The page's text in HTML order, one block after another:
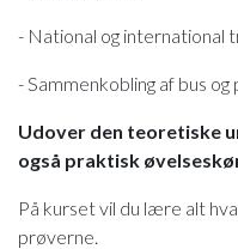
- National og international
- Sammenkobling af bus
Udover den teoretiske
også praktisk
På kurset vil du lære alt
prøverne.